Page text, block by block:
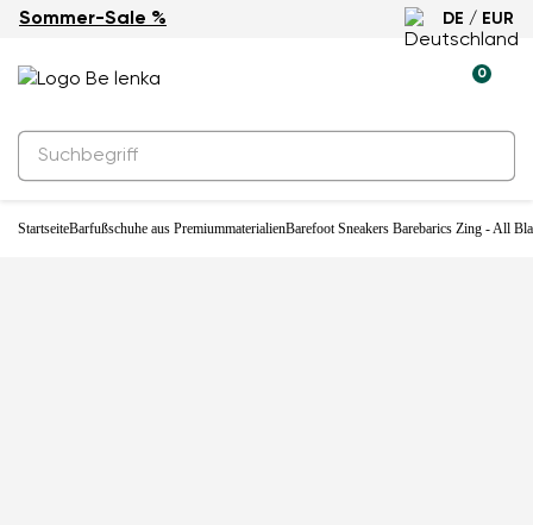
Sommer-Sale % DE / EUR
0
StartseiteBarfußschuhe aus PremiummaterialienBarefoot Sneakers Barebarics Zing - All